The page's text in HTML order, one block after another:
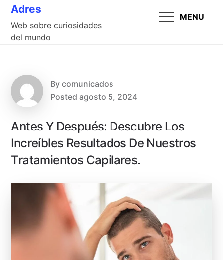
Skip
content
MENU
Adres
Web sobre curiosidades
del mundo
Bycomunicados
Postedagosto 5, 2024
Antes Y Después: Descubre Los
Increíbles Resultados De Nuestros
Tratamientos Capilares.